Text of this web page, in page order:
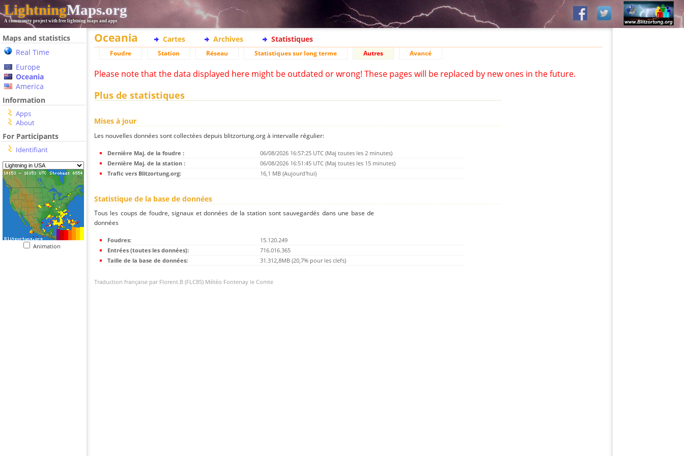
LightningMaps.org
A community project with free lightning maps and apps
Maps and statistics
Real Time
Europe
Oceania
America
Information
Apps
About
For Participants
Identifiant
Animation
Oceania Cartes Archives Statistiques
Foudre Station Réseau Statistiques sur long terme Autres Avancé
Please note that the data displayed here might be outdated or wrong! These pages will be replaced by new ones in the future.
Plus de statistiques
Mises à jour
Les nouvelles données sont collectées depuis blitzortung.org à intervalle régulier:
Dernière Maj. de la foudre :
06/08/2026 16:57:25 UTC (Maj toutes les 2 minutes)
Dernière Maj. de la station :
06/08/2026 16:51:45 UTC (Maj toutes les 15 minutes)
Trafic vers Blitzortung.org:
16,1 MB (Aujourd'hui)
Statistique de la base de données
Tous les coups de foudre, signaux et données de la station sont sauvegardés dans une base de
données
Foudres:
15.120.249
Entrées (toutes les données):
716.016.365
Taille de la base de données:
31.312,8MB (20,7% pour les clefs)
Traduction française par Florent.B (FLC85) Météo Fontenay le Comte